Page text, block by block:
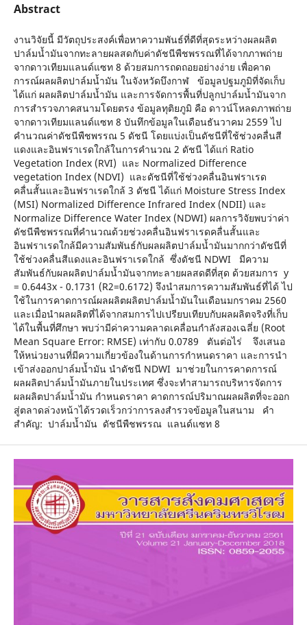
Abstract
งานวิจัยนี้ มีวัตถุประสงค์เพื่อหาความพันธ์ที่ดีที่สุดระหว่างผลผลิต
ปาล์มน้ำมันจากทะลายผลสดกับค่าดัชนีพืชพรรณที่ได้จากภาพถ่าย
จากดาวเทียมแลนด์แซท 8 ด้วยสมการถดถอยอย่างง่าย เพื่อคาด
การณ์ผลผลิตปาล์มน้ำมัน ในจังหวัดบึงกาฬ ข้อมูลปฐมภูมิที่จัดเก็บ
ได้แก่ ผลผลิตปาล์มน้ำมัน และการจัดการพื้นที่ปลูกปาล์มน้ำมันจาก
การสำรวจภาคสนามโดยตรง ข้อมูลทุติยภูมิ คือ ดาวน์โหลดภาพถ่าย
จากดาวเทียมแลนด์แซท 8 บันทึกข้อมูลในเดือนธันวาคม 2559 ไป
คำนวณค่าดัชนีพืชพรรณ 5 ดัชนี โดยแบ่งเป็นดัชนีที่ใช้ช่วงคลื่นสี
แดงและอินฟราเรดใกล้ในการคำนวณ 2 ดัชนี ได้แก่ Ratio
Vegetation Index (RVI) และ Normalized Difference
vegetation Index (NDVI) และดัชนีที่ใช้ช่วงคลื่นอินฟราเรด
คลื่นสั้นและอินฟราเรดใกล้ 3 ดัชนี ได้แก่ Moisture Stress Index
(MSI) Normalized Difference Infrared Index (NDII) และ
Normalize Difference Water Index (NDWI) ผลการวิจัยพบว่าค่า
ดัชนีพืชพรรณที่คำนวณด้วยช่วงคลื่นอินฟราเรดคลื่นสั้นและ
อินฟราเรดใกล้มีความสัมพันธ์กับผลผลิตปาล์มน้ำมันมากกว่าดัชนีที่
ใช้ช่วงคลื่นสีแดงและอินฟราเรดใกล้ ซึ่งดัชนี NDWI มีความ
สัมพันธ์กับผลผลิตปาล์มน้ำมันจากทะลายผลสดดีที่สุด ด้วยสมการ y
= 0.6443x - 0.1731 (R2=0.6172) จึงนำสมการความสัมพันธ์ที่ได้ ไป
ใช้ในการคาดการณ์ผลผลิตผลิตปาล์มน้ำมันในเดือนมกราคม 2560
และเมื่อนำผลผลิตที่ได้จากสมการไปเปรียบเทียบกับผลผลิตจริงที่เก็บ
ได้ในพื้นที่ศึกษา พบว่ามีค่าความคลาดเคลื่อนกำลังสองเฉลี่ย (Root
Mean Square Error: RMSE) เท่ากับ 0.0789 ตันต่อไร่ จึงเสนอ
ให้หน่วยงานที่มีความเกี่ยวข้องในด้านการกำหนดราคา และการนำ
เข้าส่งออกปาล์มน้ำมัน นำดัชนี NDWI มาช่วยในการคาดการณ์
ผลผลิตปาล์มน้ำมันภายในประเทศ ซึ่งจะทำสามารถบริหารจัดการ
ผลผลิตปาล์มน้ำมัน กำหนดราคา คาดการณ์ปริมาณผลผลิตที่จะออก
สู่ตลาดล่วงหน้าได้รวดเร็วกว่าการลงสำรวจข้อมูลในสนาม คำ
สำคัญ: ปาล์มน้ำมัน ดัชนีพืชพรรณ แลนด์แซท 8